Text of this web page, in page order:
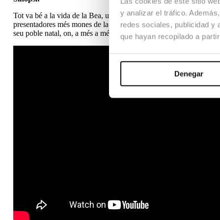
y analizar el tráfico.
redes sociales, publicidad y
que hayan recopilado a
Denegar
Tot va bé a la vida de la Bea, una arquitecte jove i talentosa, fins
presentadores més mones de la tele i és acomiadada amb una
seu poble natal, on, a més a més d’un paisatge idíl·lic, li espera